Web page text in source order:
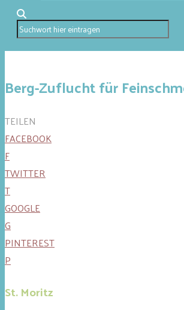
Berg-Zuflucht für
TEILEN
FACEBOOK
F
TWITTER
T
GOOGLE
G
PINTEREST
P
St. Moritz